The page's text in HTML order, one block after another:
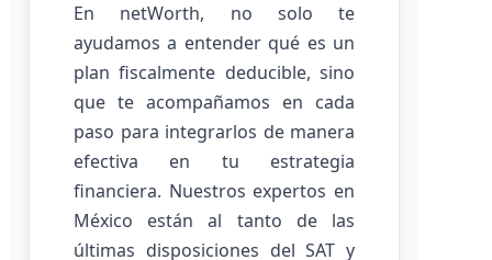
En netWorth, no solo te
ayudamos a entender qué es un
plan fiscalmente deducible, sino
que te acompañamos en cada
paso para integrarlos de manera
efectiva en tu estrategia
financiera. Nuestros expertos en
México están al tanto de las
últimas disposiciones del SAT y